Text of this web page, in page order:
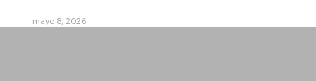
mayo 8, 2026